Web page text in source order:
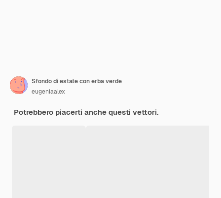
Sfondo di estate con erba verde
eugeniaalex
Potrebbero piacerti anche questi vettori.